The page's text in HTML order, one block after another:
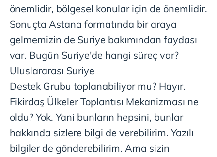
önemlidir, bölgesel konular için de önemlidir.
Sonuçta Astana formatında bir araya
gelmemizin de Suriye bakımından faydası
var. Bugün Suriye'de hangi süreç var?
Uluslararası Suriye
Destek Grubu toplanabiliyor mu? Hayır.
Fikirdaş Ülkeler Toplantısı Mekanizması ne
oldu? Yok. Yani bunların hepsini, bunlar
hakkında sizlere bilgi de verebilirim. Yazılı
bilgiler de gönderebilirim. Ama sizin